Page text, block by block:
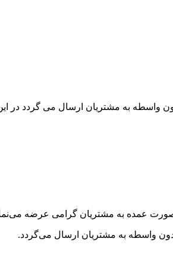
عمده به مشتریان گرامی عرضه